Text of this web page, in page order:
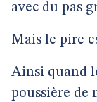
avec du pas
Mais le pire
Ainsi quand
poussière de